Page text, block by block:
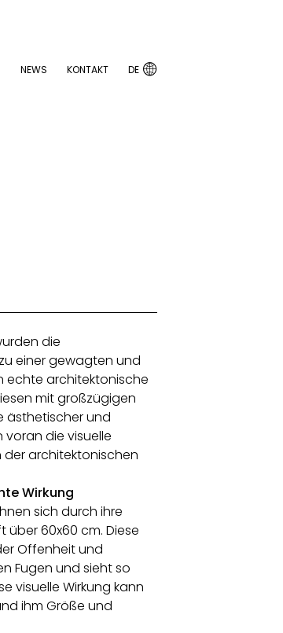
NEWS KONTAKT DE 
die
einer gewagten und
echte architektonische
mit großzügigen
ästhetischer und
voran die visuelle
der architektonischen
Wirkung
sich durch ihre
60x60 cm. Diese
Offenheit und
Fugen und sieht so
visuelle Wirkung kann
ihm Größe und